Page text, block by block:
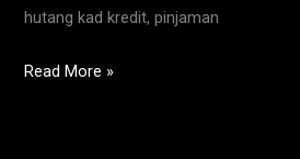
hutang kad kredit, pinjaman
Read More »